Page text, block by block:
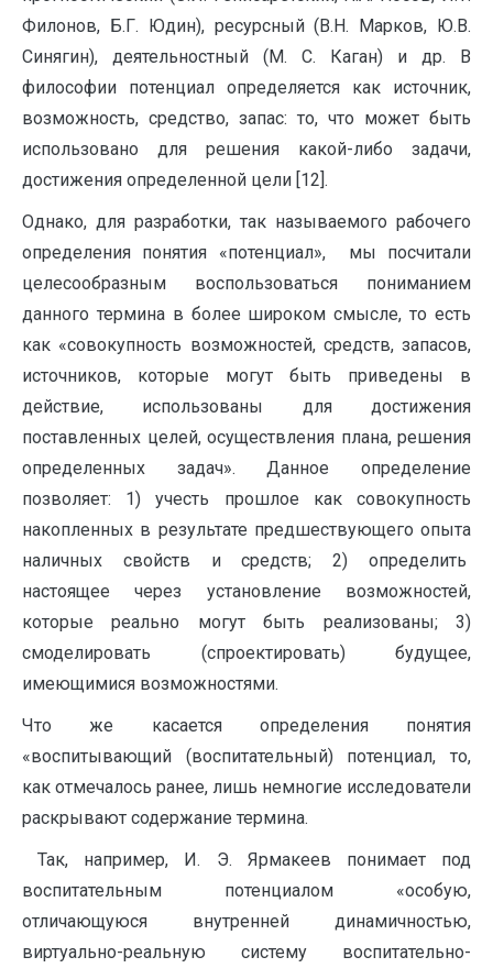
Филонов, Б.Г. Юдин), ресурсный (В.Н. Марков, Ю.В.
Синягин), деятельностный (М. С. Каган) и др. В
философии потенциал определяется как источник,
возможность, средство, запас: то, что может быть
использовано для решения какой-либо задачи,
достижения определенной цели [12].
Однако, для разработки, так называемого рабочего
определения понятия «потенциал», мы посчитали
целесообразным воспользоваться пониманием
данного термина в более широком смысле, то есть
как «совокупность возможностей, средств, запасов,
источников, которые могут быть приведены в
действие, использованы для достижения
поставленных целей, осуществления плана, решения
определенных задач». Данное определение
позволяет: 1) учесть прошлое как совокупность
накопленных в результате предшествующего опыта
наличных свойств и средств; 2) определить
настоящее через установление возможностей,
которые реально могут быть реализованы; 3)
смоделировать (спроектировать) будущее,
имеющимися возможностями.
Что же касается определения понятия
«воспитывающий (воспитательный) потенциал, то,
как отмечалось ранее, лишь немногие исследователи
раскрывают содержание термина.
Так, например, И. Э. Ярмакеев понимает под
воспитательным потенциалом «особую,
отличающуюся внутренней динамичностью,
виртуально-реальную систему воспитательно-